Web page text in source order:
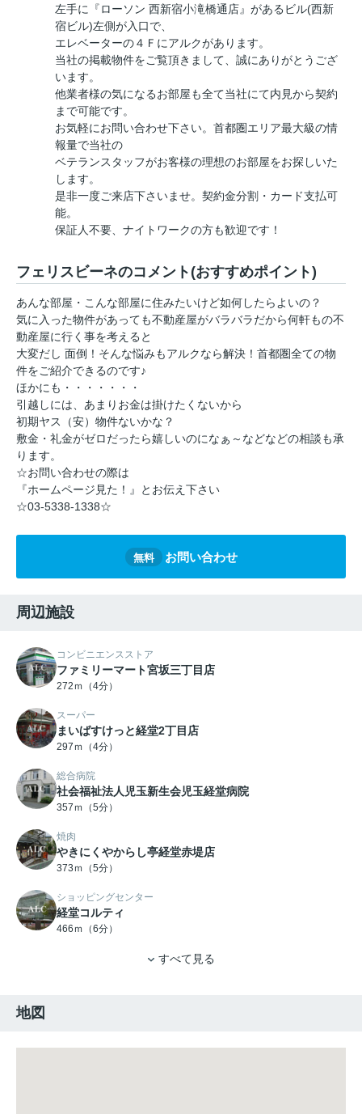
左手に『ローソン 西新宿小滝橋通店』があるビル(西新
宿ビル)左側が入口で、
エレベーターの４Ｆにアルクがあります。
当社の掲載物件をご覧頂きまして、誠にありがとうござ
います。
他業者様の気になるお部屋も全て当社にて内見から契約
まで可能です。
お気軽にお問い合わせ下さい。首都圏エリア最大級の情
報量で当社の
ベテランスタッフがお客様の理想のお部屋をお探しいた
します。
是非一度ご来店下さいませ。契約金分割・カード支払可
能。
保証人不要、ナイトワークの方も歓迎です！
フェリスビーネのコメント(おすすめポイント)
あんな部屋・こんな部屋に住みたいけど如何したらよいの？
気に入った物件があっても不動産屋がバラバラだから何軒もの不
動産屋に行く事を考えると
大変だし 面倒！そんな悩みもアルクなら解決！首都圏全ての物
件をご紹介できるのです♪
ほかにも・・・・・・・
引越しには、あまりお金は掛けたくないから
初期ヤス（安）物件ないかな？
敷金・礼金がゼロだったら嬉しいのになぁ～などなどの相談も承
ります。
☆お問い合わせの際は
『ホームページ見た！』とお伝え下さい
☆03-5338-1338☆
無料 お問い合わせ
周辺施設
コンビニエンスストア
ファミリーマート宮坂三丁目店
272ｍ（4分）
スーパー
まいばすけっと経堂2丁目店
297ｍ（4分）
総合病院
社会福祉法人児玉新生会児玉経堂病院
357ｍ（5分）
焼肉
やきにくやからし亭経堂赤堤店
373ｍ（5分）
ショッピングセンター
経堂コルティ
466ｍ（6分）
すべて見る
地図